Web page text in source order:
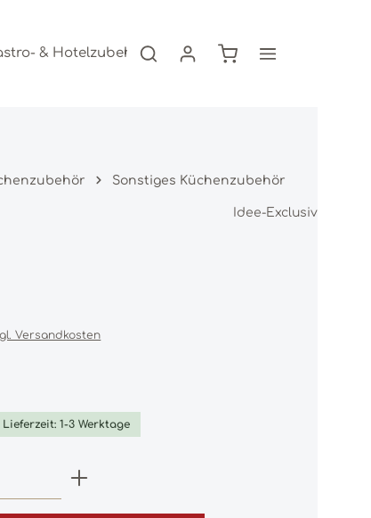
& Hotelzubehör Freizeitartikel
Warenkorb enthält
Sonstiges Küchenzubehör
Idee-Exclusiv
Versandkosten
von 0 von 5 Sternen
1-3 Werktage
Gib den gewünschten